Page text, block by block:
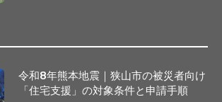
令和8年熊本地震｜狭山市の被災者向け
「住宅支援」の対象条件と申請手順